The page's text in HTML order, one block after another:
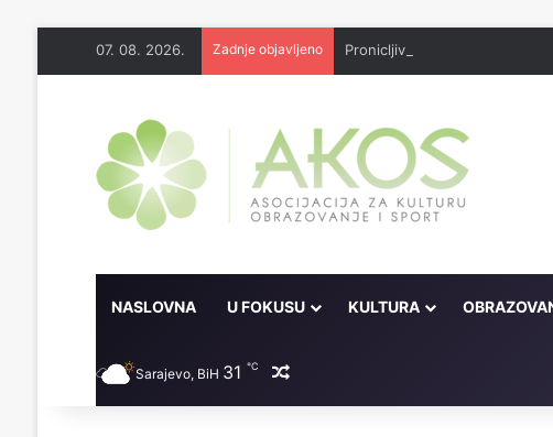
07. 08. 2026. Zadnje objavljeno
NASLOVNA U FOKUSU KULTURA
Sarajevo, BiH 31 ℃ Random članak